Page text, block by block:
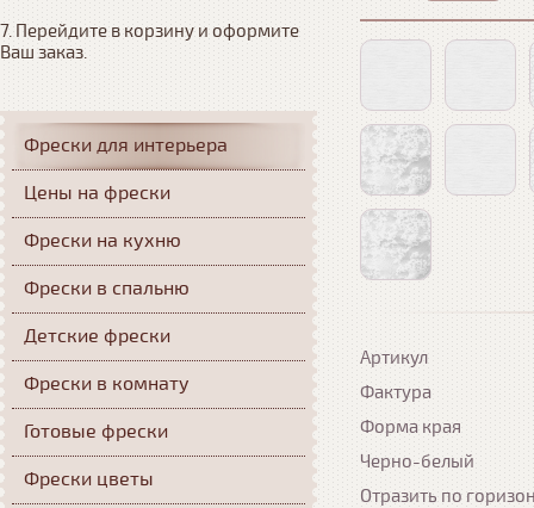
Артикул
Фактура
Форма края
Черно-белый
Отразить по
7. Перейдите в корзину и оформите
Ваш заказ.
Фрески для интерьера
Цены на фрески
Фрески на кухню
Фрески в спальню
Детские фрески
Фрески в комнату
Готовые фрески
Фрески цветы